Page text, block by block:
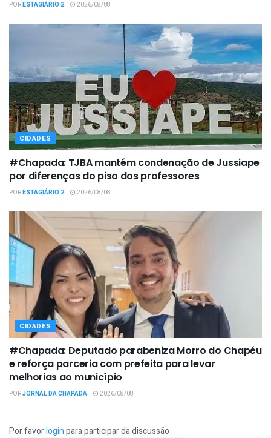
PORESTAGIÁRIO 2 2026/08/08
CIDADES
#Chapada: TJBA mantém condenação de Jussiape
por diferenças do piso dos professores
PORESTAGIÁRIO 2 2026/08/08
CIDADES
#Chapada: Deputado parabeniza Morro do Chapéu
e reforça parceria com prefeita para levar
melhorias ao município
PORJORNAL DA CHAPADA 2026/08/08
Por favorloginpara participar da discussão